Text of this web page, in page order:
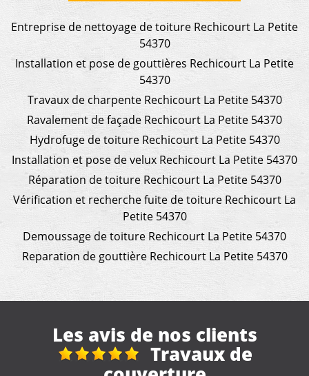
Entreprise de nettoyage de toiture Rechicourt La Petite
54370
Installation et pose de gouttières Rechicourt La Petite
54370
Travaux de charpente Rechicourt La Petite 54370
Ravalement de façade Rechicourt La Petite 54370
Hydrofuge de toiture Rechicourt La Petite 54370
Installation et pose de velux Rechicourt La Petite 54370
Réparation de toiture Rechicourt La Petite 54370
Vérification et recherche fuite de toiture Rechicourt La
Petite 54370
Demoussage de toiture Rechicourt La Petite 54370
Reparation de gouttière Rechicourt La Petite 54370
Les avis de nos clients
Réparation et